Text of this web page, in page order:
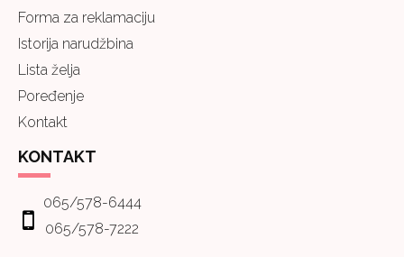
Forma za reklamaciju
Istorija narudžbina
Lista želja
Poređenje
Kontakt
KONTAKT
065/578-6444
065/578-7222